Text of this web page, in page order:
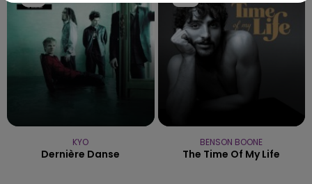
KYO
Dernière Danse
BENSON BOONE
The Time Of My Life